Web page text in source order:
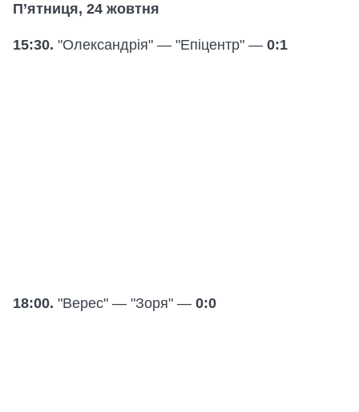
П’ятниця, 24 жовтня
15:30. "Олександрія" — "Епіцентр" — 0:1
18:00. "Верес" — "Зоря" — 0:0